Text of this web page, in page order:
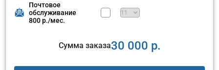
Почтовое
обслуживание
800 р./мес.
Сумма заказа30 000 р.